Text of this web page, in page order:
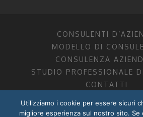
CONSULENTI
MODELLO DI
CONSULENZA
STUDIO PROFESSIONALE
CONTATTI
FM CONSULENTI D’AZIENDA SOCIETÀ
Utilizziamo i cookie per essere sicuri
migliore esperienza sul nostro sito. Se